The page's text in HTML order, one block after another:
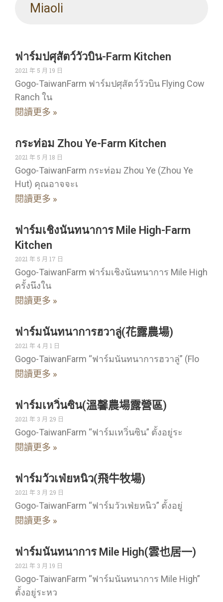
Miaoli
ฟาร์มปศุสัตว์วัวบิน-Farm Kitchen
2021 年 5 月 19 日
Gogo-TaiwanFarm ฟาร์มปศุสัตว์วัวบิน Flying Cow
Ranch ใน
閱讀更多 »
กระท่อม Zhou Ye-Farm Kitchen
2021 年 5 月 18 日
Gogo-TaiwanFarm กระท่อม Zhou Ye (Zhou Ye
Hut) คุณอาจจะเ
閱讀更多 »
ฟาร์มเชิงนันทนาการ Mile High-Farm
Kitchen
2021 年 5 月 17 日
Gogo-TaiwanFarm ฟาร์มเชิงนันทนาการ Mile High
ครั้งนึงใน
閱讀更多 »
ฟาร์มนันทนาการฮวาลู่(花露農場)
2021 年 4 月 1 日
Gogo-TaiwanFarm “ฟาร์มนันทนาการฮวาลู่” (Flo
閱讀更多 »
ฟาร์มเหวิ่นซิน(溫馨農場露營區)
2021 年 3 月 29 日
Gogo-TaiwanFarm “ฟาร์มเหวิ่นซิน” ตั้งอยู่ระ
閱讀更多 »
ฟาร์มวัวเฟ่ยหนิว(飛牛牧場)
2021 年 3 月 29 日
Gogo-TaiwanFarm “ฟาร์มวัวเฟ่ยหนิว” ตั้งอยู่
閱讀更多 »
ฟาร์มนันทนาการ Mile High(雲也居一)
2021 年 3 月 19 日
Gogo-TaiwanFarm “ฟาร์มนันทนาการ Mile High”
ตั้งอยู่ระหว